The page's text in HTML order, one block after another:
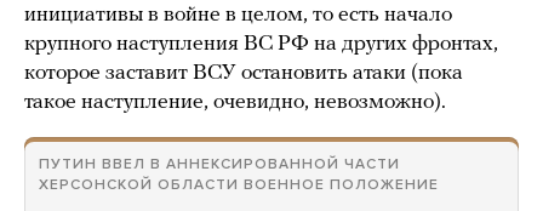
инициативы в войне в целом, то есть начало
крупного наступления ВС РФ на других фронтах,
которое заставит ВСУ остановить атаки (пока
такое наступление, очевидно, невозможно).
ПУТИН ВВЕЛ В АННЕКСИРОВАННОЙ ЧАСТИ
ХЕРСОНСКОЙ ОБЛАСТИ ВОЕННОЕ ПОЛОЖЕНИЕ